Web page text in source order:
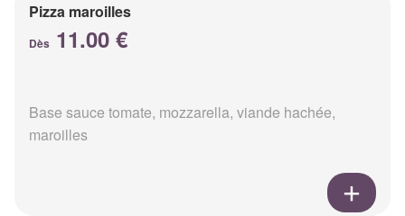
Pizza maroilles
Dès 11.00 €
Base sauce tomate, mozzarella, viande hachée,
maroilles